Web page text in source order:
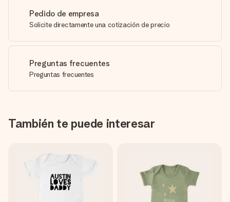
Pedido de empresa
Solicite directamente una cotización de precio
Preguntas frecuentes
Preguntas frecuentes
También te puede interesar